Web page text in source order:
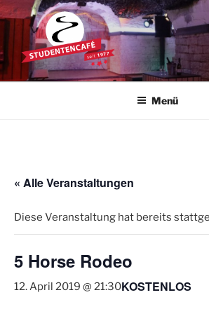
Zum
Inhalt
springen
STUDENTENCAFÉ
Die Kultkneipe in Ulm seit 1977
Menü
« Alle Veranstaltungen
Diese Veranstaltung hat bereits
5 Horse Rodeo
12. April 2019 @ 21:30KOSTENLOS